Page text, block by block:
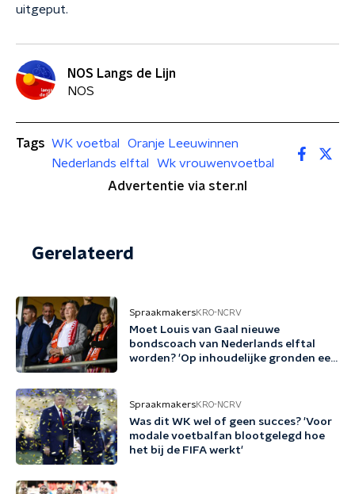
uitgeput.
NOS Langs de Lijn
NOS
Tags WK voetbal
Oranje Leeuwinnen
Nederlands elftal
Wk vrouwenvoetbal
Advertentie via ster.nl
Gerelateerd
SpraakmakersKRO-NCRV
Moet Louis van Gaal nieuwe
bondscoach van Nederlands elftal
worden? 'Op inhoudelijke gronden een
SpraakmakersKRO-NCRV
Was dit WK wel of geen succes? 'Voor
modale voetbalfan blootgelegd hoe
het bij de FIFA werkt'